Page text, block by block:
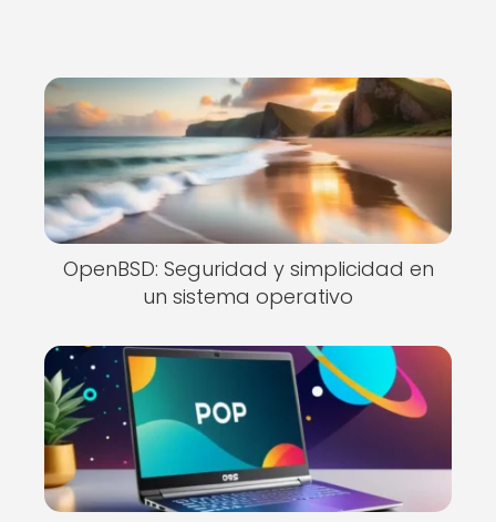
OpenBSD: Seguridad y simplicidad en
un sistema operativo